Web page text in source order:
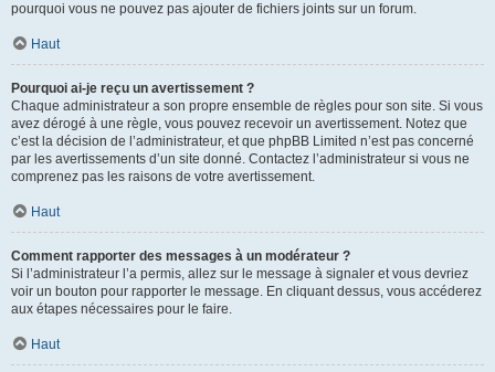
pourquoi vous ne pouvez pas ajouter de fichiers joints sur un forum.
Haut
Pourquoi ai-je reçu un avertissement ?
Chaque administrateur a son propre ensemble de règles pour son site. Si vous
avez dérogé à une règle, vous pouvez recevoir un avertissement. Notez que
c’est la décision de l’administrateur, et que phpBB Limited n’est pas concerné
par les avertissements d’un site donné. Contactez l’administrateur si vous ne
comprenez pas les raisons de votre avertissement.
Haut
Comment rapporter des messages à un modérateur ?
Si l’administrateur l’a permis, allez sur le message à signaler et vous devriez
voir un bouton pour rapporter le message. En cliquant dessus, vous accéderez
aux étapes nécessaires pour le faire.
Haut